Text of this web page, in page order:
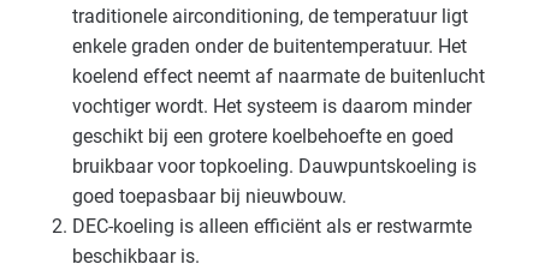
traditionele airconditioning, de temperatuur ligt
enkele graden onder de buitentemperatuur. Het
koelend effect neemt af naarmate de buitenlucht
vochtiger wordt. Het systeem is daarom minder
geschikt bij een grotere koelbehoefte en goed
bruikbaar voor topkoeling. Dauwpuntskoeling is
goed toepasbaar bij nieuwbouw.
DEC-koeling is alleen efficiënt als er restwarmte
beschikbaar is.